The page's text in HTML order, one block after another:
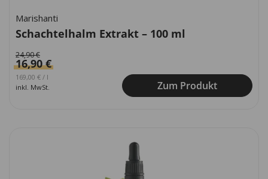
Marishanti
Schachtelhalm Extrakt – 100 ml
24,90€
16,90€
Ursprünglicher Preis war: 249,00 €
169,00 €Aktueller Preis ist: 169,00 €.
/ l
inkl. MwSt.
Zum Produkt